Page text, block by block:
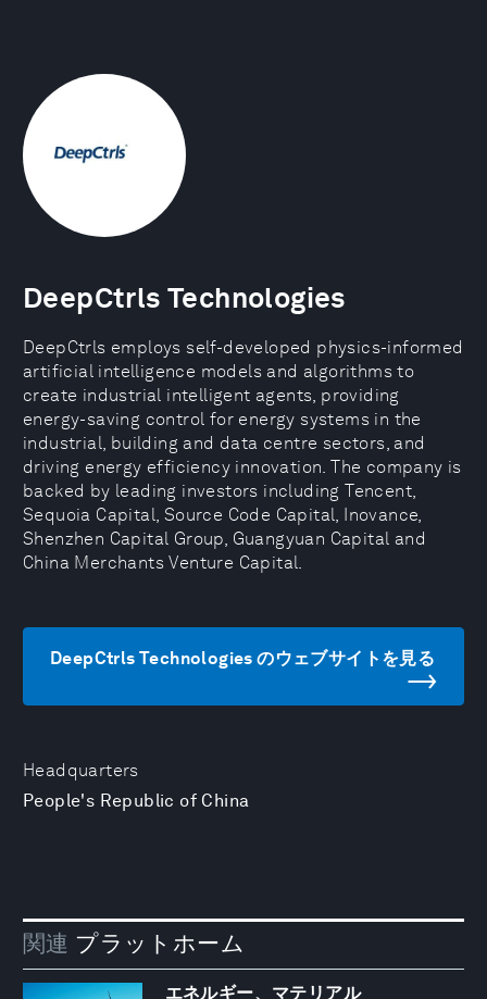
Headquarters
People's Republic of China
DeepCtrls Technologies
DeepCtrls employs self-developed physics-informed
artificial intelligence models and algorithms to
create industrial intelligent agents, providing
energy-saving control for energy systems in the
industrial, building and data centre sectors, and
driving energy efficiency innovation. The company is
backed by leading investors including Tencent,
Sequoia Capital, Source Code Capital, Inovance,
Shenzhen Capital Group, Guangyuan Capital and
China Merchants Venture Capital.
DeepCtrls Technologies のウェブサイトを見る
関連 プラットホーム
エネルギー、マテリアル